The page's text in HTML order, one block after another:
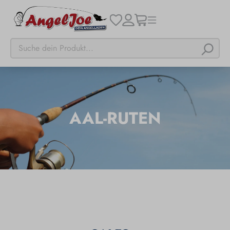
AAL-RUTEN